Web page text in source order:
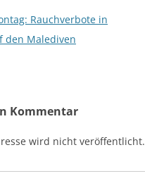
Rauchverbote in
den Malediven
Kommentar
wird nicht veröffentlicht.